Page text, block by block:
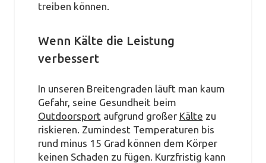
treiben können.
Wenn Kälte die Leistung
verbessert
In unseren Breitengraden läuft man kaum
Gefahr, seine Gesundheit beim
Outdoorsport aufgrund großer Kälte zu
riskieren. Zumindest Temperaturen bis
rund minus 15 Grad können dem Körper
keinen Schaden zu fügen. Kurzfristig kann